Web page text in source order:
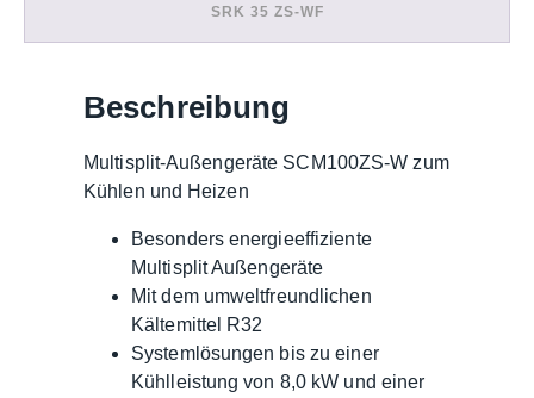
SRK 35 ZS-WF
Beschreibung
Multisplit-Außengeräte SCM100ZS-W zum
Kühlen und Heizen
Besonders energieeffiziente
Multisplit Außengeräte
Mit dem umweltfreundlichen
Kältemittel R32
Systemlösungen bis zu einer
Kühlleistung von 8,0 kW und einer